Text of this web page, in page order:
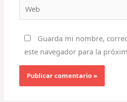
Guarda mi nombre,
este navegador para la